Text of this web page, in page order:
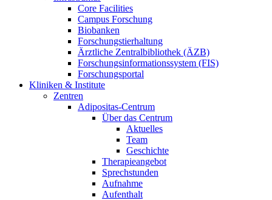
Core Facilities
Campus Forschung
Biobanken
Forschungstierhaltung
Ärztliche Zentralbibliothek (ÄZB)
Forschungsinformationssystem (FIS)
Forschungsportal
Kliniken & Institute
Zentren
Adipositas-Centrum
Über das Centrum
Aktuelles
Team
Geschichte
Therapieangebot
Sprechstunden
Aufnahme
Aufenthalt